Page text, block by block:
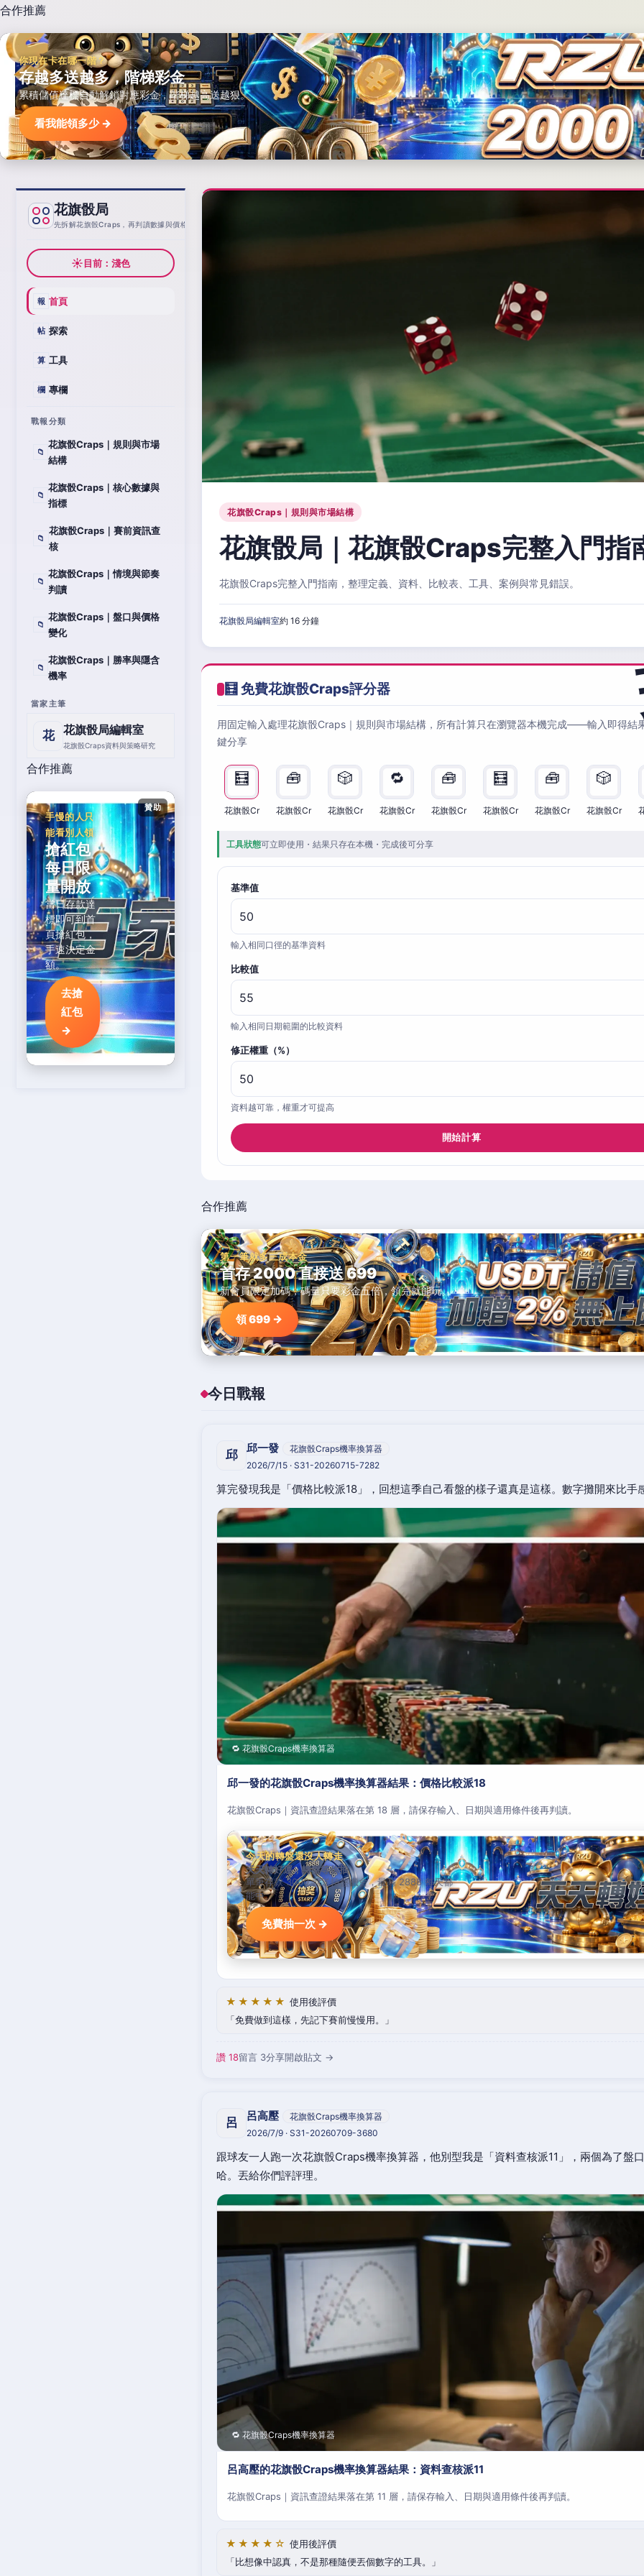
合作推薦
你現在卡在哪一階？
存越多送越多，階梯彩金
累積儲值達標自動解鎖對應彩金，階梯越高送越狠。
看我能領多少 →
花旗骰局
先拆解花旗骰Craps，再判讀數據與價格
☀目前：淺色
報 首頁
帖 探索
算 工具
欄 專欄
戰報分類
📁
花旗骰Craps｜規則與市場
結構
📁
花旗骰Craps｜核心數據與
指標
📁
花旗骰Craps｜賽前資訊查
核
📁
花旗骰Craps｜情境與節奏
判讀
📁
花旗骰Craps｜盤口與價格
變化
📁
花旗骰Craps｜勝率與隱含
機率
當家主筆
花 花旗骰局編輯室
花旗骰Craps資料與策略研究
合作推薦
贊助
手慢的人只
能看別人領
搶紅包
每日限
量開放
當日存款達
標即可到首
頁搶紅包，
手速決定金
額。
去搶
紅包
→
花旗骰Craps｜規則與市場結構
花旗骰局｜花旗骰Craps完整入門指
花旗骰Craps完整入門指南，整理定義、資料、比較表、工具、案例與常見錯誤。
花旗骰局編輯室約 16 分鐘
🧮 免費花旗骰Craps評分器
用固定輸入處理花旗骰Craps｜規則與市場結構，所有計算只在瀏覽器本機完成——輸入即得結
鍵分享
🧮
花旗骰Cr
🧰
花旗骰Cr
🎲
花旗骰Cr
🔁
花旗骰Cr
🧰
花旗骰Cr
🧮
花旗骰Cr
🧰
花旗骰Cr
🎲
花旗骰Cr
工具狀態可立即使用・結果只存在本機・完成後可分享
基準值
輸入相同口徑的基準資料
比較值
輸入相同日期範圍的比較資料
修正權重（%）
資料越可靠，權重才可提高
開始計算
合作推薦
第一筆就多三成本金
首存 2000 直接送 699
新會員限定加碼，碼量只要彩金五倍，領完就能玩。
領 699 →
今日戰報
邱 邱一發
花旗骰Craps機率換算器
2026/7/15 · S31-20260715-7282
算完發現我是「價格比較派18」，回想這季自己看盤的樣子還真是這樣。數字攤開來比手
🔁 花旗骰Craps機率換算器
邱一發的花旗骰Craps機率換算器結果：價格比較派18
花旗骰Craps｜資訊查證結果落在第 18 層，請保存輸入、日期與適用條件後再判讀。
今天的轉盤還沒人轉走
天天轉好運，轉盤等你抽
單筆存款 3000 就送轉盤機會，最高 2888 每天都
能中。
免費抽一次 →
★★★★★ 使用後評價
免費做到這樣，先記下賽前慢慢用。
讚 18留言 3分享開啟貼文 →
呂 呂高壓
花旗骰Craps機率換算器
2026/7/9 · S31-20260709-3680
跟球友一人跑一次花旗骰Craps機率換算器，他別型我是「資料查核派11」，兩個為了盤
哈。丟給你們評評理。
🔁 花旗骰Craps機率換算器
呂高壓的花旗骰Craps機率換算器結果：資料查核派11
花旗骰Craps｜資訊查證結果落在第 11 層，請保存輸入、日期與適用條件後再判讀。
★★★★☆ 使用後評價
比想像中認真，不是那種隨便丟個數字的工具。